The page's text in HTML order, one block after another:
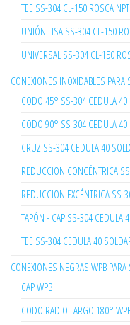
TEE SS-304 CL-150 ROSCA
UNIÓN LISA SS-304 CL-150
UNIVERSAL SS-304 CL-150
CONEXIONES INOXIDABLES PARA
CODO 45° SS-304 CEDULA 40
CODO 90° SS-304 CEDULA 40
CRUZ SS-304 CEDULA 40
REDUCCION CONCÉNTRICA
REDUCCION EXCÉNTRICA
TAPÓN - CAP SS-304 CEDULA
TEE SS-304 CEDULA 40
CONEXIONES NEGRAS WPB PARA
CAP WPB
CODO RADIO LARGO 180°